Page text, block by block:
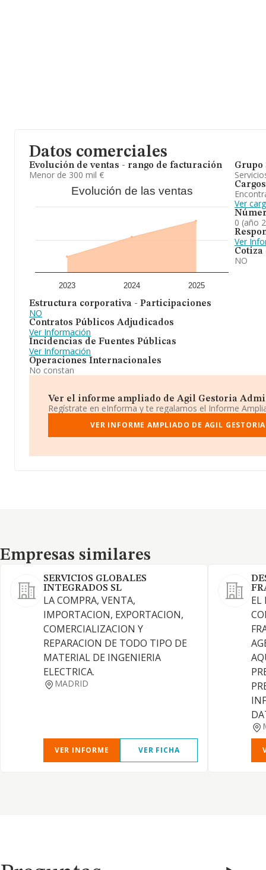
Datos comerciales
Evolución de ventas - rango de facturación
Menor de 300 mil €
Evolución de las ventas
2023 2024 2025
Estructura corporativa - Participaciones
NO
Contratos Públicos Adjudicados
Ver Información
Incidencias de Fuentes Públicas
Ver Información
Operaciones Internacionales
No constan
Grupo
Cargos
Ver
0 (año
Ver
Cotiza
NO
Ver el informe ampliado de Agil Gestoria
Regístrate en eInforma y te regalamos el Informe
VER INFORME AMPLIADO DE AGIL
Empresas similares
Empresas similares
SERVICIOS GLOBALES
INTEGRADOS SL
LA COMPRA, VENTA,
IMPORTACION, EXPORTACION,
COMERCIALIZACION Y
REPARACION DE TODO TIPO DE
MATERIAL DE INGENIERIA
ELECTRICA.
MADRID
VER INFORME VER FICHA
EL